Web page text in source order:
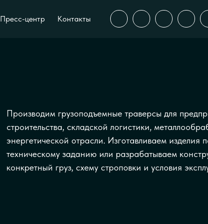
Пресс-центр Контакты
Производим грузоподъемные траверсы для
строительства, складской логистики,
энергетической отрасли. Изготавливаем изделия
техническому заданию или разрабатываем
конкретный груз, схему строповки и условия